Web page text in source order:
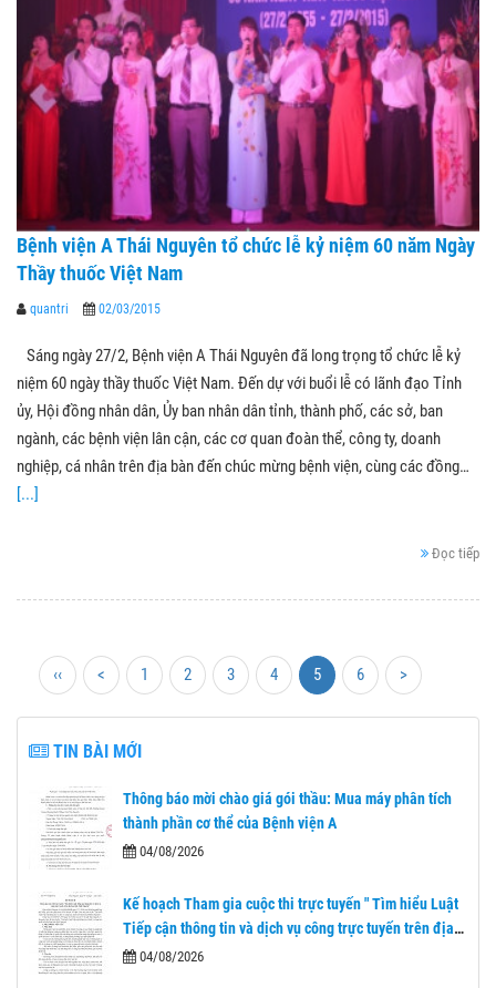
Bệnh viện A Thái Nguyên tổ chức lễ kỷ niệm 60 năm Ngày
Thầy thuốc Việt Nam
quantri 02/03/2015
Sáng ngày 27/2, Bệnh viện A Thái Nguyên đã long trọng tổ chức lễ kỷ
niệm 60 ngày thầy thuốc Việt Nam. Đến dự với buổi lễ có lãnh đạo Tỉnh
ủy, Hội đồng nhân dân, Ủy ban nhân dân tỉnh, thành phố, các sở, ban
ngành, các bệnh viện lân cận, các cơ quan đoàn thể, công ty, doanh
nghiệp, cá nhân trên địa bàn đến chúc mừng bệnh viện, cùng các đồng…
[...]
Đọc tiếp
‹‹ < 1 2 3 4 5 6 >
TIN BÀI MỚI
Thông báo mời chào giá gói thầu: Mua máy phân tích
thành phần cơ thể của Bệnh viện A
04/08/2026
Kế hoạch Tham gia cuộc thi trực tuyến " Tìm hiểu Luật
Tiếp cận thông tin và dịch vụ công trực tuyến trên địa
bàn tỉnh Thái Nguyên"
04/08/2026